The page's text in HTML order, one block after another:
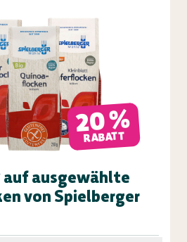
20 %
RABATT
ausgewählte
von Spielberger